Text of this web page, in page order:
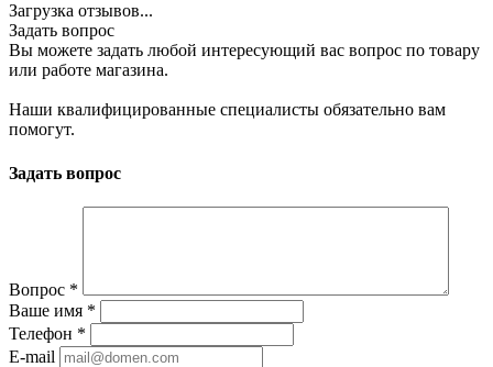
Загрузка отзывов...
Задать вопрос
Вы можете задать любой интересующий вас вопрос по товару
или работе магазина.
Наши квалифицированные специалисты обязательно вам
помогут.
Задать вопрос
Вопрос *
Ваше имя *
Телефон *
E-mail